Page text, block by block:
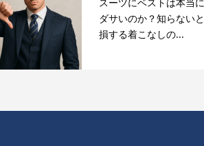
ダサいのか？知らないと
損する着こなしの...